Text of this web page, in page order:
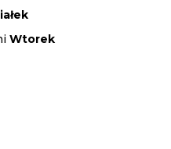
Wtorek